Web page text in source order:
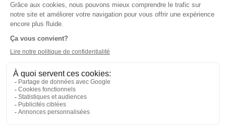
ALBUM
DÉCOUVREZ L'AFFICHE D'ÉLOIZES
La comédienne Viola Léger est à l'honneur de cette
affiche, où elle est seule sur scène!